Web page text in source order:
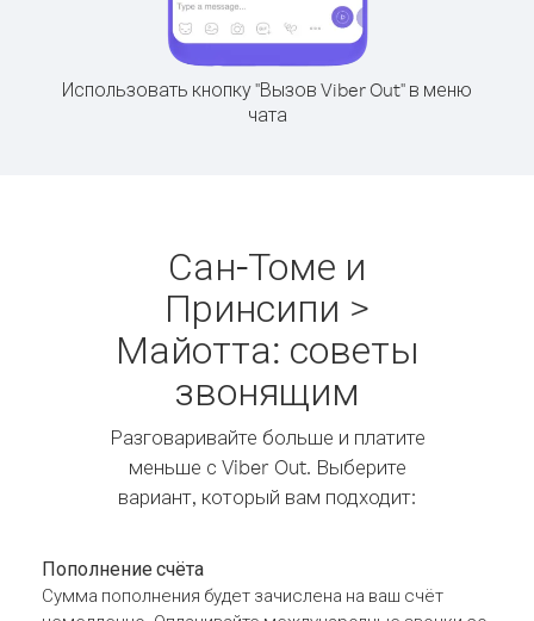
Использовать кнопку "Вызов Viber Out" в меню
чата
Сан-Томе и
Принсипи >
Майотта: советы
звонящим
Разговаривайте больше и платите
меньше с Viber Out. Выберите
вариант, который вам подходит:
Пополнение счёта
Сумма пополнения будет зачислена на ваш счёт